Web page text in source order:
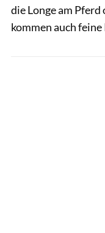
die Longe am
kommen auch feine